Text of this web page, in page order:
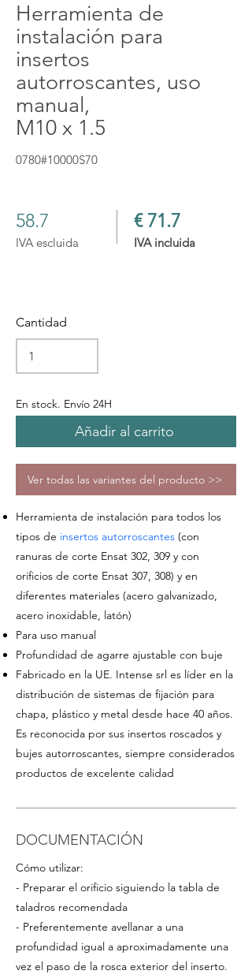
Herramienta de
instalación para
insertos
autorroscantes, uso
manual,
M10 x 1.5
0780#10000S70
58.7
IVA escluida
€ 71.7
IVA incluida
Cantidad
En stock. Envío 24H
Añadir al carrito
Ver todas las variantes del producto >>
Herramienta de instalación para todos los
tipos de insertos autorroscantes (con
ranuras de corte Ensat 302, 309 y con
orificios de corte Ensat 307, 308) y en
diferentes materiales (acero galvanizado,
acero inoxidable, latón)
Para uso manual
Profundidad de agarre ajustable con buje
Fabricado en la UE. Intense srl es líder en la
distribución de sistemas de fijación para
chapa, plástico y metal desde hace 40 años.
Es reconocida por sus insertos roscados y
bujes autorroscantes, siempre considerados
productos de excelente calidad
DOCUMENTACIÓN
Cómo utilizar:
- Preparar el orificio siguiendo la tabla de
taladros recomendada
- Preferentemente avellanar a una
profundidad igual a aproximadamente una
vez el paso de la rosca exterior del inserto.